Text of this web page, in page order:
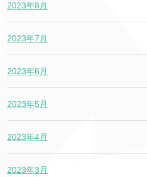
2023年8月
2023年7月
2023年6月
2023年5月
2023年4月
2023年3月